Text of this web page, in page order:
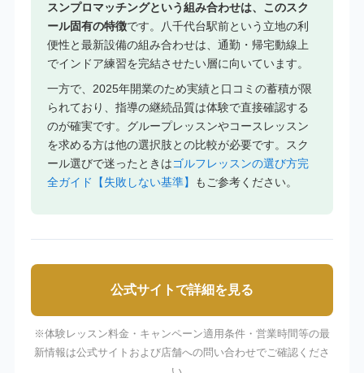
スンプロマッチングという組み合わせは、このスク
ール固有の特徴です。八千代台駅前という立地の利
便性と最新設備の組み合わせは、通勤・帰宅動線上
でインドア練習を完結させたい層に向いています。
一方で、2025年開業のため実績と口コミの蓄積が限
られており、指導の継続品質は体験で直接確認する
のが確実です。グループレッスンやコースレッスン
を求める方は他の選択肢との比較が必要です。スク
ール選びで迷ったときはゴルフレッスンの選び方完
全ガイド【失敗しない基準】
もご参考ください。
公式サイトで詳細を見る
※体験レッスン料金・キャンペーン適用条件・営業時間等の最
新情報は公式サイトおよび店舗への問い合わせでご確認くださ